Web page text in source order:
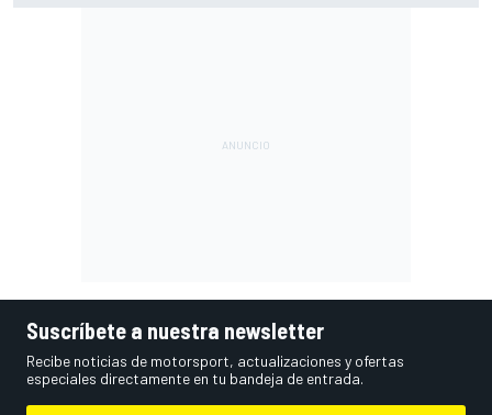
Suscríbete a nuestra newsletter
Recibe noticias de motorsport, actualizaciones y ofertas
especiales directamente en tu bandeja de entrada.